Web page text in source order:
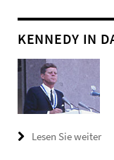
KENNEDY IN
Lesen Sie weiter